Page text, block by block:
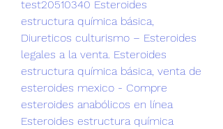
test20510340 Esteroides
estructura química básica,
Diureticos culturismo – Esteroides
legales a la venta. Esteroides
estructura química básica, venta de
esteroides mexico - Compre
esteroides anabólicos en línea
Esteroides estructura química